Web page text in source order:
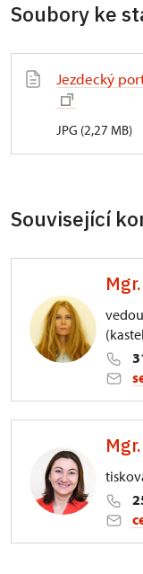
Soubory ke
Jezdecký
JPG (2,27 MB)
Související